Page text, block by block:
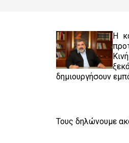
Η
δημιουργήσουν
Τους δηλώνουμε